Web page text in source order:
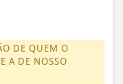
DE QUEM O
A DE NOSSO